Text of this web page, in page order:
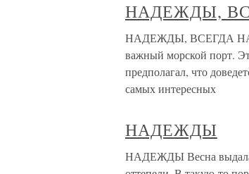
НАДЕЖДЫ,
НАДЕЖДЫ, ВСЕГДА
важный морской порт.
предполагал, что
самых интересных
НАДЕЖДЫ
НАДЕЖДЫ Весна